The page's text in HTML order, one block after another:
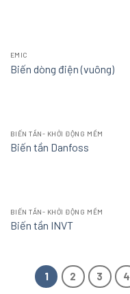
EMIC
Biến dòng điện (vuông)
BIẾN TẦN- KHỞI ĐỘNG MỀM
Biến tần Danfoss
BIẾN TẦN- KHỞI ĐỘNG MỀM
Biến tần INVT
1 2 3 4